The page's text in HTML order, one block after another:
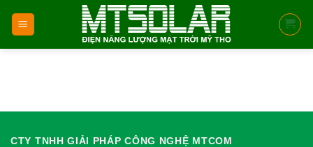
CTY TNHH GIẢI PHÁP CÔNG NGHỆ MTCOM